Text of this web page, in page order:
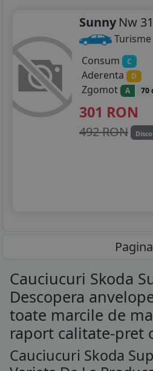
Sunny Nw
Turisme
Consum
C
Aderenta D
Zgomot A 70
301 RON
492 RON
Cauciucuri Skoda
Descopera
toate marcile de
raport calitate-pret
Cauciucuri Skoda